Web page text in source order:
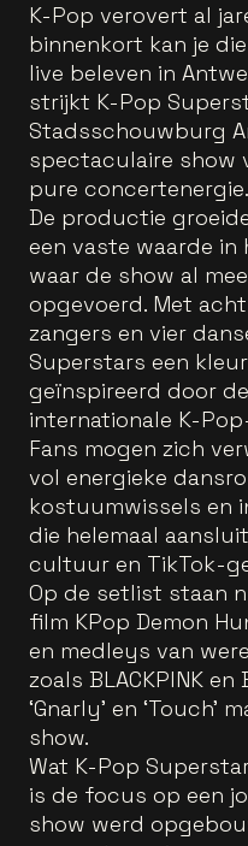
K-Pop verovert al
binnenkort kan je
live beleven in
strijkt K-Pop
Stadsschouwburg
spectaculaire show
pure concertenergie.
De productie
een vaste waarde in
waar de show al
opgevoerd. Met
zangers en vier
Superstars een
geïnspireerd door
internationale K-
Fans mogen zich
vol energieke
kostuumwissels en
die helemaal
cultuur en TikTok-
Op de setlist staan
film KPop Demon
en medleys van
zoals BLACKPINK en
‘Gnarly’ en ‘Touch’
show.
Wat K-Pop
is de focus op een
show werd